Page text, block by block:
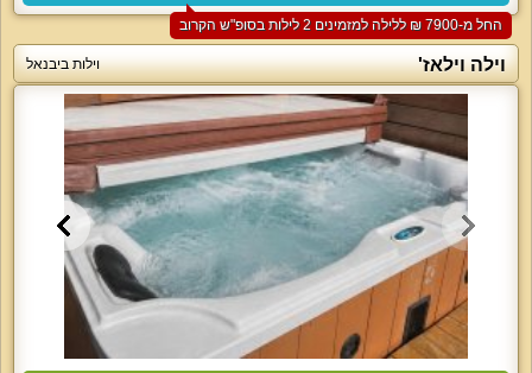
החל מ-‏7900 ₪ ללילה למזמינים 2 לילות בסופ"ש הקרוב
וילה וילאז' וילות ביבנאל